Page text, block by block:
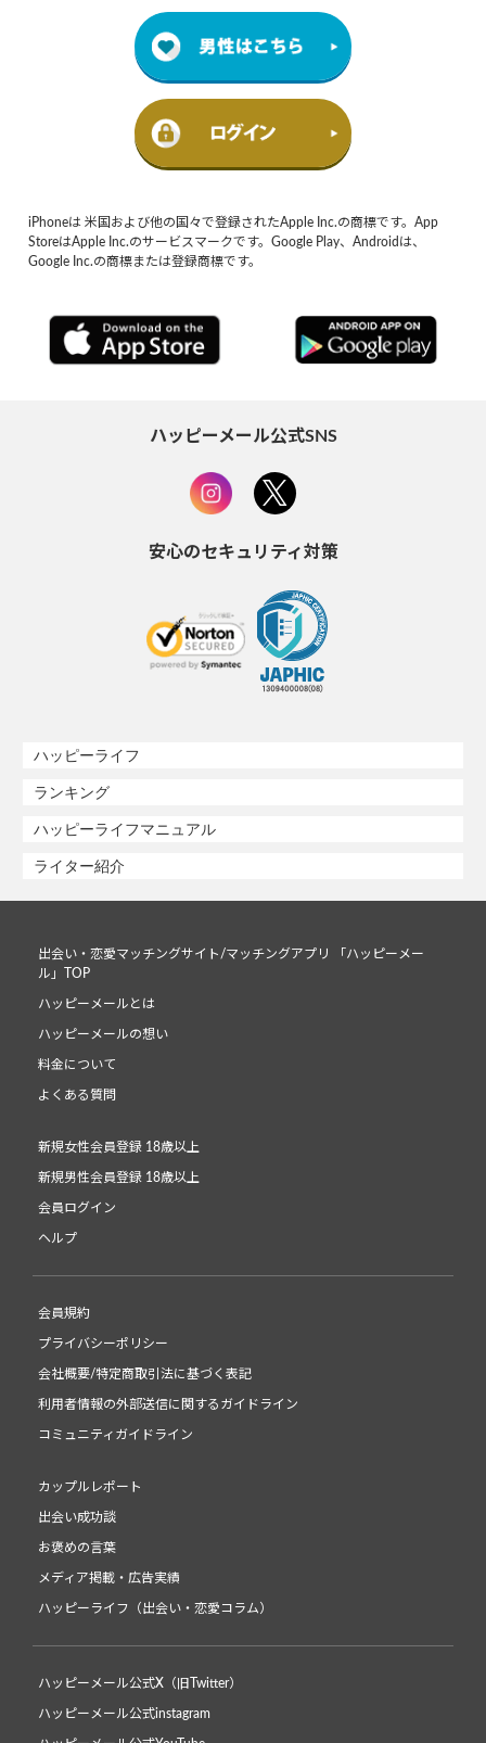
iPhoneは 米国および他の国々で登録されたApple Inc.の商標です。App
StoreはApple Inc.のサービスマークです。Google Play、Androidは、
Google Inc.の商標または登録商標です。
ハッピーメール公式SNS
安心のセキュリティ対策
ハッピーライフ
ランキング
ハッピーライフマニュアル
ライター紹介
出会い・恋愛マッチングサイト/マッチングアプリ 「ハッピーメー
ル」TOP
ハッピーメールとは
ハッピーメールの想い
料金について
よくある質問
新規女性会員登録 18歳以上
新規男性会員登録 18歳以上
会員ログイン
ヘルプ
会員規約
プライバシーポリシー
会社概要/特定商取引法に基づく表記
利用者情報の外部送信に関するガイドライン
コミュニティガイドライン
カップルレポート
出会い成功談
お褒めの言葉
メディア掲載・広告実績
ハッピーライフ（出会い・恋愛コラム）
ハッピーメール公式X（旧Twitter）
ハッピーメール公式instagram